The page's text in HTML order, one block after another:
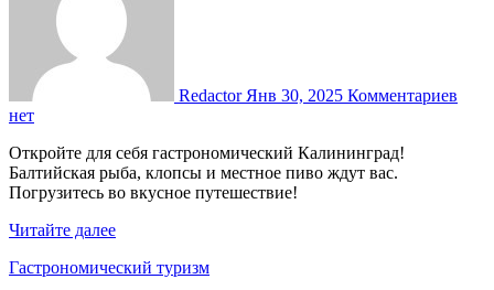
Redactor Янв 30, 2025 Комментариев
нет
Откройте для себя гастрономический Калининград!
Балтийская рыба, клопсы и местное пиво ждут вас.
Погрузитесь во вкусное путешествие!
Читайте далее
Гастрономический туризм